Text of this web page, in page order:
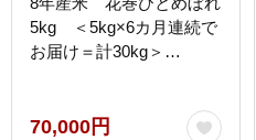
5kg ＜5kg×6カ月連続で
お届け＝計30kg＞
70,000円